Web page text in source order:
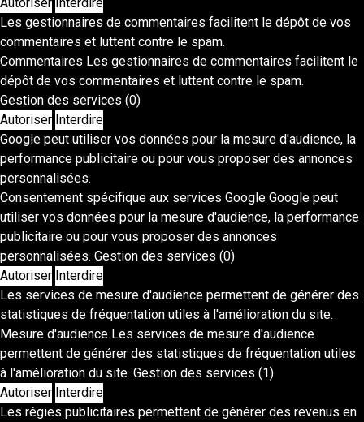
Les gestionnaires de commentaires facilitent le dépôt de vos
commentaires et luttent contre le spam.
Commentaires Les gestionnaires de commentaires facilitent le
dépôt de vos commentaires et luttent contre le spam.
Gestion des services (0)
Autoriser Interdire
Google peut utiliser vos données pour la mesure d'audience, la
performance publicitaire ou pour vous proposer des annonces
personnalisées.
Consentement spécifique aux services Google Google peut
utiliser vos données pour la mesure d'audience, la performance
publicitaire ou pour vous proposer des annonces
personnalisées. Gestion des services (0)
Autoriser Interdire
Les services de mesure d'audience permettent de générer des
statistiques de fréquentation utiles à l'amélioration du site.
Mesure d'audience Les services de mesure d'audience
permettent de générer des statistiques de fréquentation utiles
à l'amélioration du site. Gestion des services (1)
Autoriser Interdire
Les régies publicitaires permettent de générer des revenus en